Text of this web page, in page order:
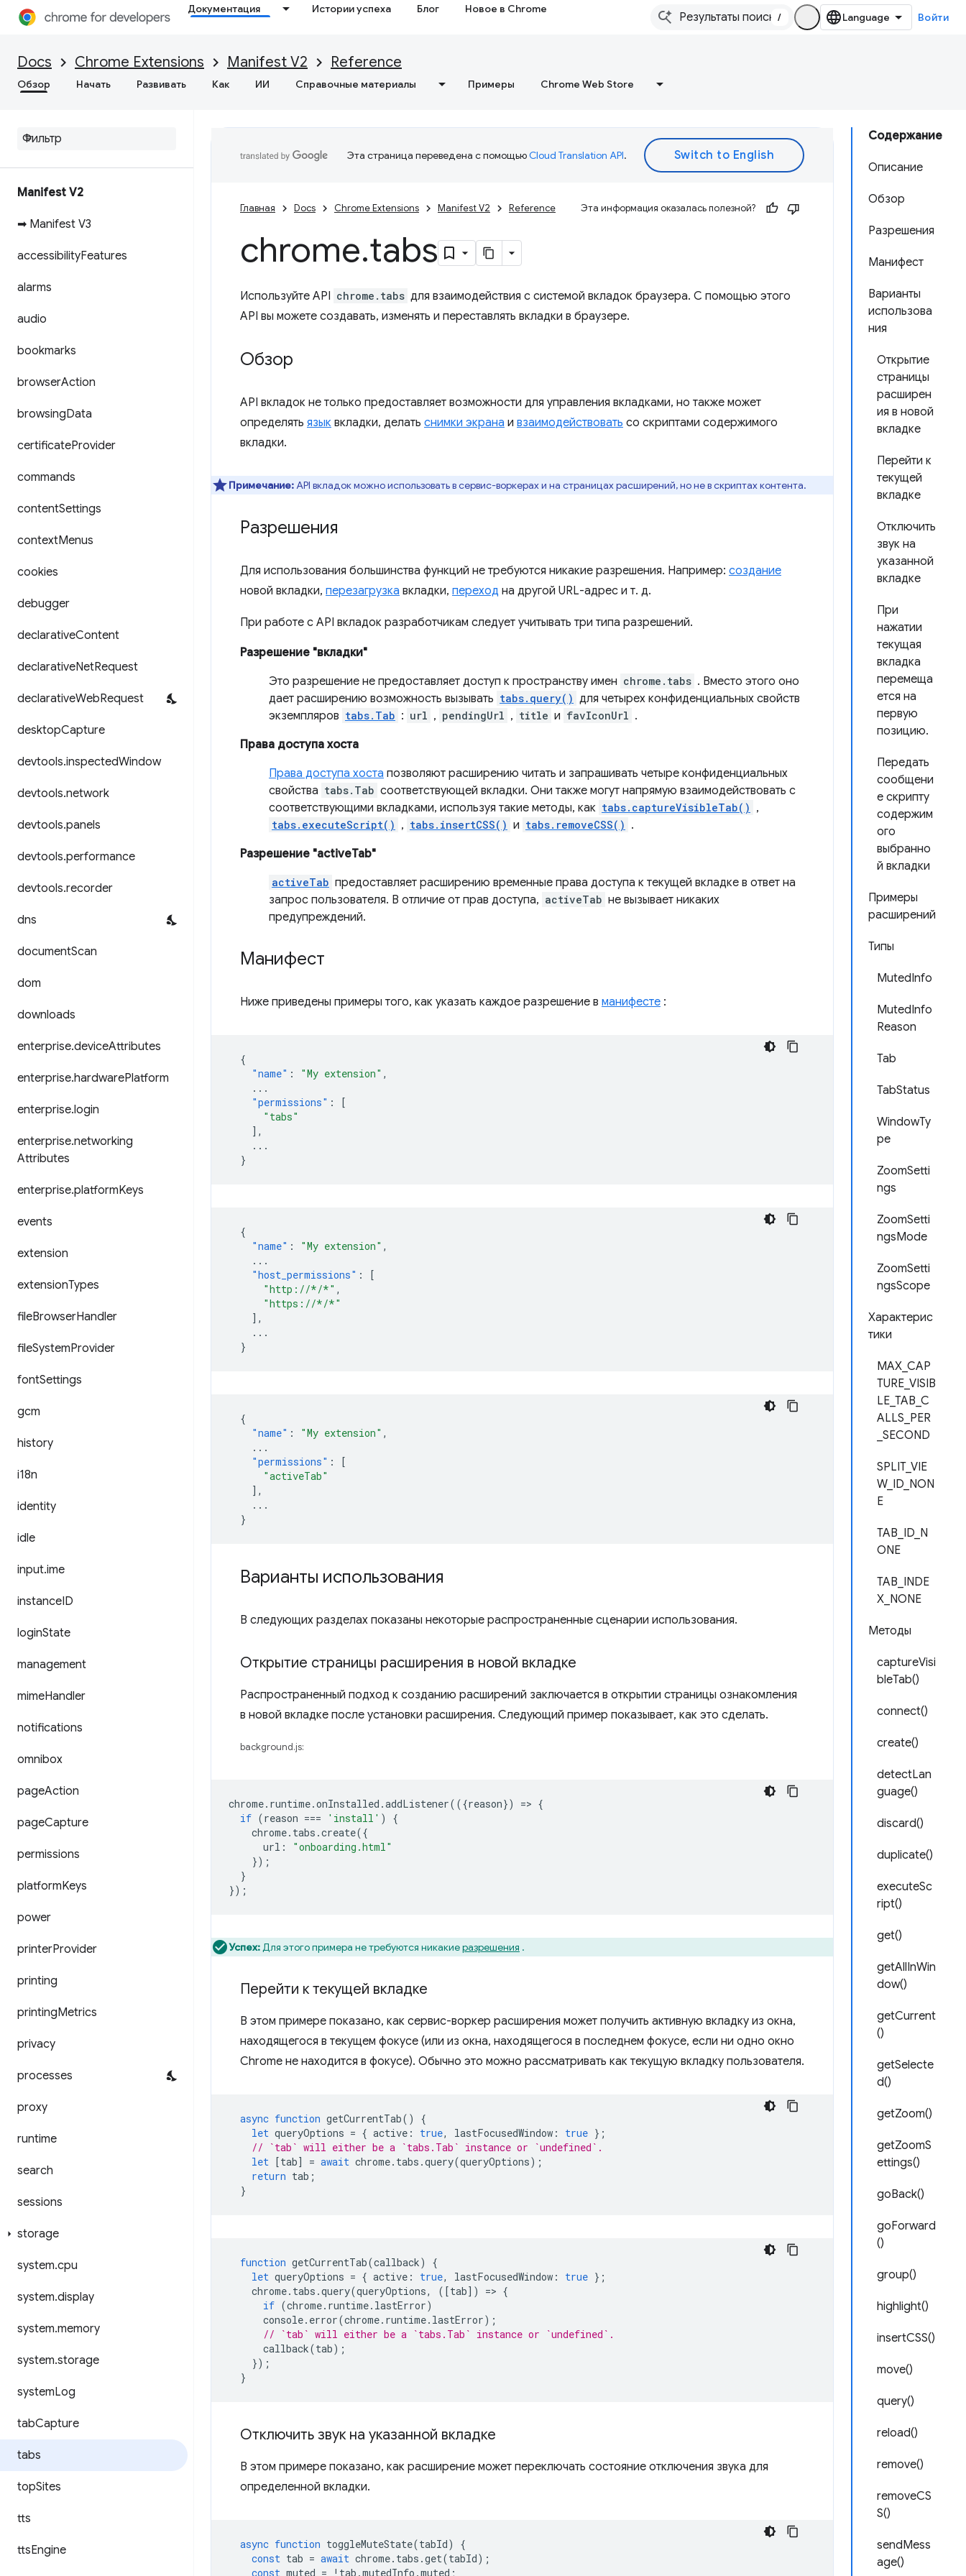
Документация Истории успеха Блог Новое в Chrome
/ Войти
Docs Chrome Extensions Manifest V2 Reference
Обзор Начать Развивать Как ИИ Справочные материалы Примеры Chrome Web Store
Manifest V2
➡ Manifest V3
accessibilityFeatures
alarms
audio
bookmarks
browserAction
browsingData
certificateProvider
commands
contentSettings
contextMenus
cookies
debugger
declarativeContent
declarativeNetRequest
declarativeWebRequest
desktopCapture
devtools.inspectedWindow
devtools.network
devtools.panels
devtools.performance
devtools.recorder
dns
documentScan
dom
downloads
enterprise.deviceAttributes
enterprise.hardwarePlatform
enterprise.login
enterprise.networking
Attributes
enterprise.platformKeys
events
extension
extensionTypes
fileBrowserHandler
fileSystemProvider
fontSettings
gcm
history
i18n
identity
idle
input.ime
instanceID
loginState
management
mimeHandler
notifications
omnibox
pageAction
pageCapture
permissions
platformKeys
power
printerProvider
printing
printingMetrics
privacy
processes
proxy
runtime
search
sessions
storage
system.cpu
system.display
system.memory
system.storage
systemLog
tabCapture
tabs
topSites
tts
ttsEngine
Содержание
Описание
Обзор
Разрешения
Манифест
Варианты
использова
ния
Открытие
страницы
расширен
ия в новой
вкладке
Перейти к
текущей
вкладке
Отключить
звук на
указанной
вкладке
При
нажатии
текущая
вкладка
перемеща
ется на
первую
позицию.
Передать
сообщени
е скрипту
содержим
ого
выбранно
й вкладки
Примеры
расширений
Типы
MutedInfo
MutedInfo
Reason
Tab
TabStatus
WindowTy
pe
ZoomSetti
ngs
ZoomSetti
ngsMode
ZoomSetti
ngsScope
Характерис
тики
MAX_CAP
TURE_VISIB
LE_TAB_C
ALLS_PER
_SECOND
SPLIT_VIE
W_ID_NON
E
TAB_ID_N
ONE
TAB_INDE
X_NONE
Методы
captureVisi
bleTab()
connect()
create()
detectLan
guage()
discard()
duplicate()
executeSc
ript()
get()
getAllInWin
dow()
getCurrent
()
getSelecte
d()
getZoom()
getZoomS
ettings()
goBack()
goForward
()
group()
highlight()
insertCSS()
move()
query()
reload()
remove()
removeCS
S()
sendMess
age()
Эта страница переведена с помощьюCloud Translation API.
Главная Docs Chrome Extensions Manifest V2 Reference Эта информация оказалась полезной?
chrome.tabs
Используйте API chrome.tabs для взаимодействия с системой вкладок браузера. С помощью этого
API вы можете создавать, изменять и переставлять вкладки в браузере.
Обзор
API вкладок не только предоставляет возможности для управления вкладками, но также может
определять язык вкладки, делать снимки экрана и взаимодействовать со скриптами содержимого
вкладки.
Примечание:API вкладок можно использовать в сервис-воркерах и на страницах расширений, но не в скриптах контента.
Разрешения
Для использования большинства функций не требуются никакие разрешения. Например: создание
новой вкладки, перезагрузка вкладки, переход на другой URL-адрес и т. д.
При работе с API вкладок разработчикам следует учитывать три типа разрешений.
Разрешение "вкладки"
Это разрешение не предоставляет доступ к пространству имен chrome.tabs . Вместо этого оно
дает расширению возможность вызывать tabs.query() для четырех конфиденциальных свойств
экземпляров tabs.Tab : url , pendingUrl , title и favIconUrl .
Права доступа хоста
Права доступа хоста позволяют расширению читать и запрашивать четыре конфиденциальных
свойства tabs.Tab соответствующей вкладки. Они также могут напрямую взаимодействовать с
соответствующими вкладками, используя такие методы, как tabs.captureVisibleTab() ,
tabs.executeScript() , tabs.insertCSS() и tabs.removeCSS() .
Разрешение "activeTab"
activeTab предоставляет расширению временные права доступа к текущей вкладке в ответ на
запрос пользователя. В отличие от прав доступа, activeTab не вызывает никаких
предупреждений.
Манифест
Ниже приведены примеры того, как указать каждое разрешение в манифесте :
{
"name" : "My extension" ,
...
"permissions" :
[
"tabs"
],
...
}
{
"name" : "My extension" ,
...
"host_permissions" :
[
"http://*/*" ,
"https://*/*"
],
...
}
{
"name" : "My extension" ,
...
"permissions" :
[
"activeTab"
],
...
}
Варианты использования
В следующих разделах показаны некоторые распространенные сценарии использования.
Открытие страницы расширения в новой вкладке
Распространенный подход к созданию расширений заключается в открытии страницы ознакомления
в новой вкладке после установки расширения. Следующий пример показывает, как это сделать.
background.js:
chrome. runtime.onInstalled .addListener(({reason}) => {
if (reason === 'install' )
{
chrome. tabs .create({
url :
"onboarding.html"
});
}
});
Успех:Для этого примера не требуются никакиеразрешения .
Перейти к текущей вкладке
В этом примере показано, как сервис-воркер расширения может получить активную вкладку из окна,
находящегося в текущем фокусе (или из окна, находящегося в последнем фокусе, если ни одно окно
Chrome не находится в фокусе). Обычно это можно рассматривать как текущую вкладку пользователя.
async function getCurrentTab()
{
let queryOptions = { active : true, lastFocusedWindow : true };
// `tab` will either be a `tabs.Tab` instance or `undefined`.
let [tab] = await chrome. tabs .query(queryOptions);
return tab ;
}
function getCurrentTab(callback)
{
let queryOptions = { active : true, lastFocusedWindow : true };
chrome. tabs .query(queryOptions, ([tab]) => {
if (chrome. runtime. lastError)
console. error(chrome. runtime. lastError);
// `tab` will either be a `tabs.Tab` instance or `undefined`.
callback(tab);
});
}
Отключить звук на указанной вкладке
В этом примере показано, как расширение может переключать состояние отключения звука для
определенной вкладки.
async function toggleMuteState(tabId)
{
const tab = await chrome. tabs .get(tabId);
const muted = ! tab .mutedInfo .muted ;